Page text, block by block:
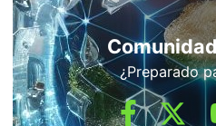
¿Preparado